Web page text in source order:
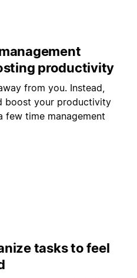
productivity
from you. Instead,
boost your productivity
few time management
tasks to feel